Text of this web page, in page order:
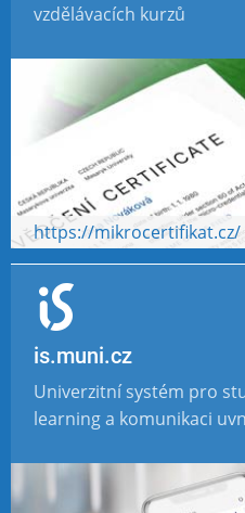
vzdělávacích kurzů
https://mikrocertifikat.cz/
is.muni.cz
Univerzitní systém pro
learning a komunikaci